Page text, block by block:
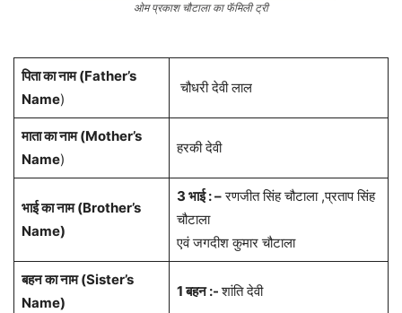
ओम प्रकाश चौटाला का फॅमिली ट्री
पिता का नाम (Father’s
Name)
चौधरी देवी लाल
माता का नाम (Mother’s
Name)
हरकी देवी
भाई का नाम (Brother’s
Name)
3 भाई : –रणजीत सिंह चौटाला ,प्रताप सिंह
चौटाला
एवं जगदीश कुमार चौटाला
बहन का नाम (Sister’s
Name)
1 बहन :-शांति देवी